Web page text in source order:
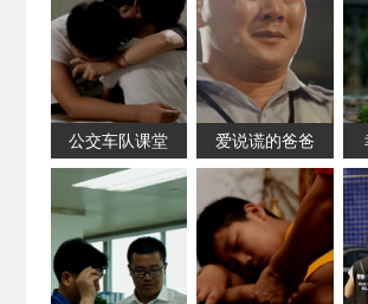
公交车队课堂 爱说谎的爸爸